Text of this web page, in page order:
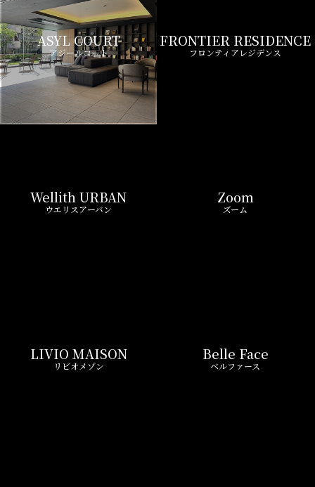
Wellith URBAN
ウエリスアーバン
LIVIO MAISON Belle Face
プライムブリス